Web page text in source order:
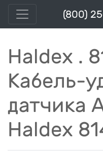
(800)
Haldex .
Кабель-
датчика
Haldex